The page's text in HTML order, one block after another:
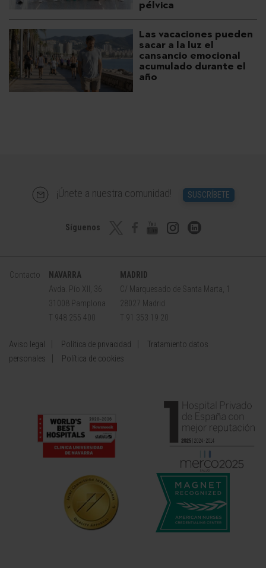
pélvica
Las vacaciones pueden
sacar a la luz el
cansancio emocional
acumulado durante el
año
¡Únete a nuestra comunidad! SUSCRÍBETE
Síguenos
Contacto
NAVARRA
Avda. Pío XII, 36
31008 Pamplona
T 948 255 400
MADRID
C/ Marquesado de Santa Marta, 1
28027 Madrid
T 91 353 19 20
Aviso legal Política de privacidad
Tratamiento datos
personales
Política de cookies